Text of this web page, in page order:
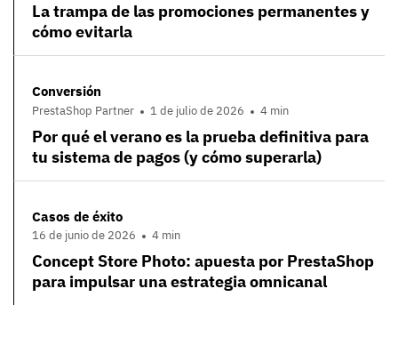
La trampa de las promociones permanentes y
cómo evitarla
Conversión
PrestaShop Partner 1 de julio de 2026 4 min
Por qué el verano es la prueba definitiva para
tu sistema de pagos (y cómo superarla)
Casos de éxito
16 de junio de 2026 4 min
Concept Store Photo: apuesta por PrestaShop
para impulsar una estrategia omnicanal